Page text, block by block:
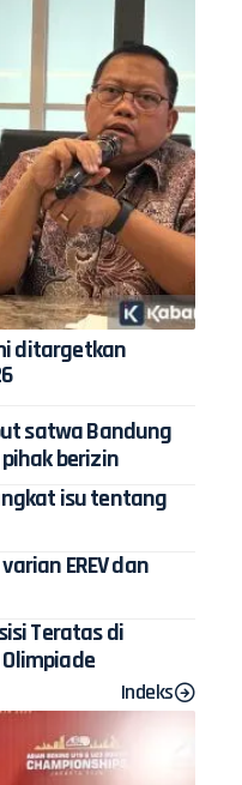
ditargetkan
satwa Bandung
berizin
isu tentang
EREV dan
Teratas di
Indeks